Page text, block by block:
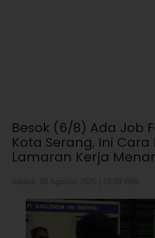
Besok (6/8) Ada Job
Kota Serang, Ini Cara
Lamaran Kerja